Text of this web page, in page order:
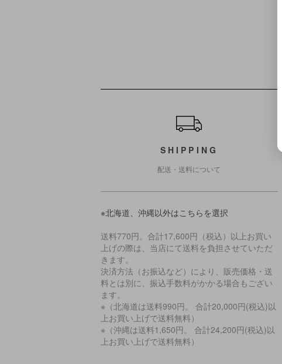
SHIPPING
配送・送料について
※北海道、沖縄以外はこちらを選択
送料770円。合計17,600円（税込）以上お買い
上げの際は、当店にて送料を負担させていただ
きます。
決済方法（お振込など）により、販売価格・送
料とは別に、振込手数料がかかる場合もござい
ます。
※（北海道は送料990円。 合計20,000円(税込)以
上お買い上げで送料無料）
※（沖縄は送料1,650円。 合計24,200円(税込)以
上お買い上げで送料無料）